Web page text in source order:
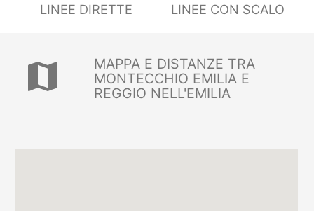
LINEE DIRETTE LINEE CON SCALO
map
MAPPA E DISTANZE TRA
MONTECCHIO EMILIA E
REGGIO NELL'EMILIA